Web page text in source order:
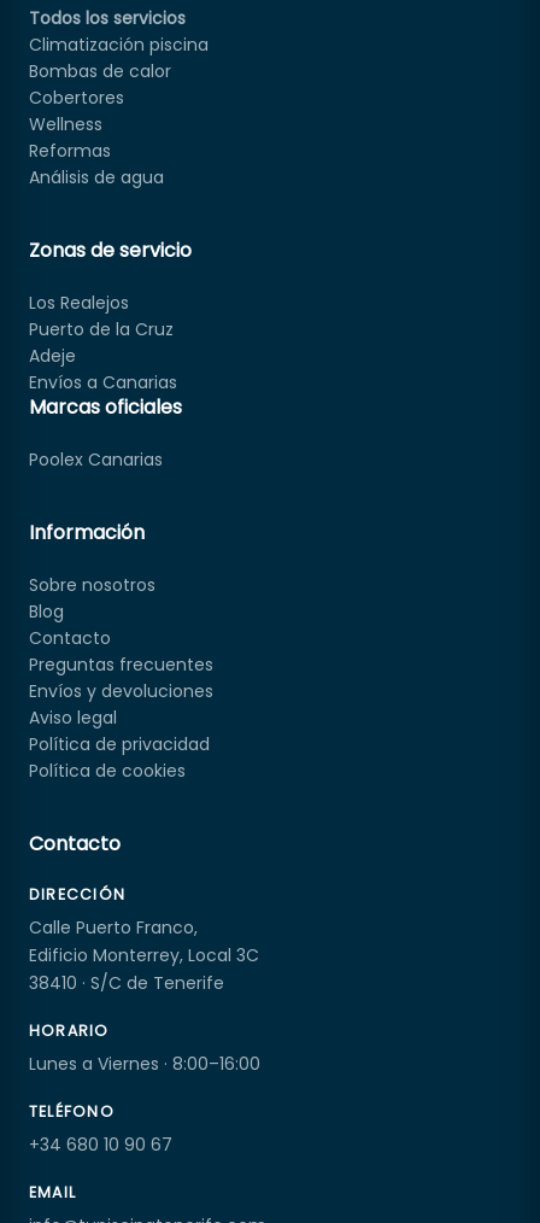
Todos los servicios
Climatización piscina
Bombas de calor
Cobertores
Wellness
Reformas
Análisis de agua
Zonas de servicio
Los Realejos
Puerto de la Cruz
Adeje
Envíos a Canarias
Marcas oficiales
Poolex Canarias
Información
Sobre nosotros
Blog
Contacto
Preguntas frecuentes
Envíos y devoluciones
Aviso legal
Política de privacidad
Política de cookies
Contacto
DIRECCIÓN
Calle Puerto Franco,
Edificio Monterrey, Local 3C
38410 · S/C de Tenerife
HORARIO
Lunes a Viernes · 8:00–16:00
TELÉFONO
+34 680 10 90 67
EMAIL